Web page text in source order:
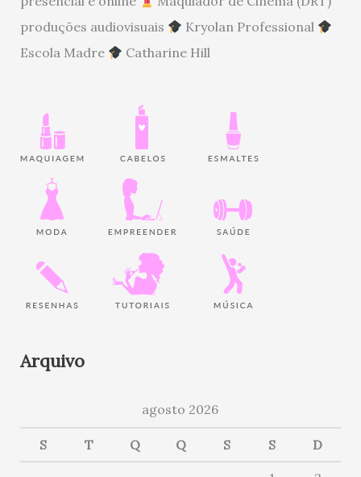
produções audiovisuais
Kryolan Professional
Escola Madre
Catharine Hill
Arquivo
agosto 2026
S T Q Q S S D